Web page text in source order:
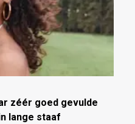
zéér goed gevulde
lange staaf